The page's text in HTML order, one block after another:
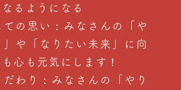
るようになる
の思い：みなさんの「や
」や「なりたい未来」に向
心も元気にします！
わり：みなさんの「やり